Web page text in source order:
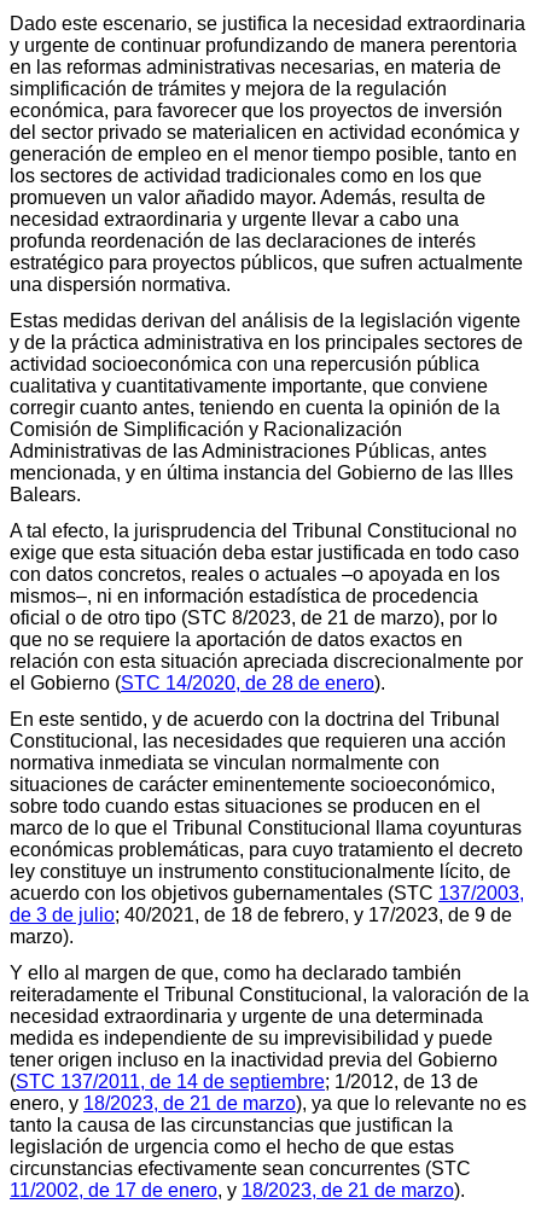
Dado este escenario, se justifica la necesidad extraordinaria
y urgente de continuar profundizando de manera perentoria
en las reformas administrativas necesarias, en materia de
simplificación de trámites y mejora de la regulación
económica, para favorecer que los proyectos de inversión
del sector privado se materialicen en actividad económica y
generación de empleo en el menor tiempo posible, tanto en
los sectores de actividad tradicionales como en los que
promueven un valor añadido mayor. Además, resulta de
necesidad extraordinaria y urgente llevar a cabo una
profunda reordenación de las declaraciones de interés
estratégico para proyectos públicos, que sufren actualmente
una dispersión normativa.
Estas medidas derivan del análisis de la legislación vigente
y de la práctica administrativa en los principales sectores de
actividad socioeconómica con una repercusión pública
cualitativa y cuantitativamente importante, que conviene
corregir cuanto antes, teniendo en cuenta la opinión de la
Comisión de Simplificación y Racionalización
Administrativas de las Administraciones Públicas, antes
mencionada, y en última instancia del Gobierno de las Illes
Balears.
A tal efecto, la jurisprudencia del Tribunal Constitucional no
exige que esta situación deba estar justificada en todo caso
con datos concretos, reales o actuales –o apoyada en los
mismos–, ni en información estadística de procedencia
oficial o de otro tipo (STC 8/2023, de 21 de marzo), por lo
que no se requiere la aportación de datos exactos en
relación con esta situación apreciada discrecionalmente por
el Gobierno (STC 14/2020, de 28 de enero).
En este sentido, y de acuerdo con la doctrina del Tribunal
Constitucional, las necesidades que requieren una acción
normativa inmediata se vinculan normalmente con
situaciones de carácter eminentemente socioeconómico,
sobre todo cuando estas situaciones se producen en el
marco de lo que el Tribunal Constitucional llama coyunturas
económicas problemáticas, para cuyo tratamiento el decreto
ley constituye un instrumento constitucionalmente lícito, de
acuerdo con los objetivos gubernamentales (STC 137/2003,
de 3 de julio; 40/2021, de 18 de febrero, y 17/2023, de 9 de
marzo).
Y ello al margen de que, como ha declarado también
reiteradamente el Tribunal Constitucional, la valoración de la
necesidad extraordinaria y urgente de una determinada
medida es independiente de su imprevisibilidad y puede
tener origen incluso en la inactividad previa del Gobierno
(STC 137/2011, de 14 de septiembre; 1/2012, de 13 de
enero, y 18/2023, de 21 de marzo), ya que lo relevante no es
tanto la causa de las circunstancias que justifican la
legislación de urgencia como el hecho de que estas
circunstancias efectivamente sean concurrentes (STC
11/2002, de 17 de enero, y 18/2023, de 21 de marzo).